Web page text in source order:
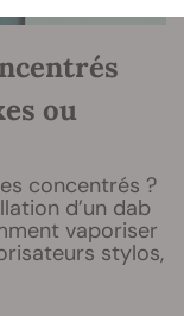
ou
concentrés ?
d’un dab
vaporiser
stylos,